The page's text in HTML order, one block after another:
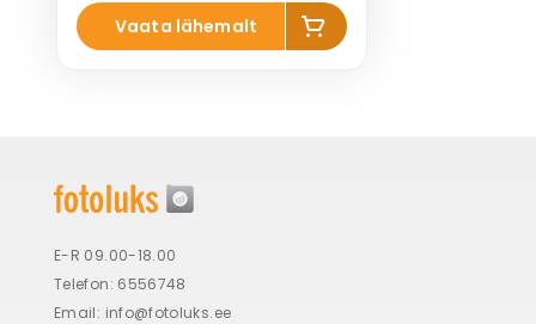
Vaata lähemalt
Lisa
korvi
E-R 09.00-18.00
Telefon: 6556748
Email: info@fotoluks.ee